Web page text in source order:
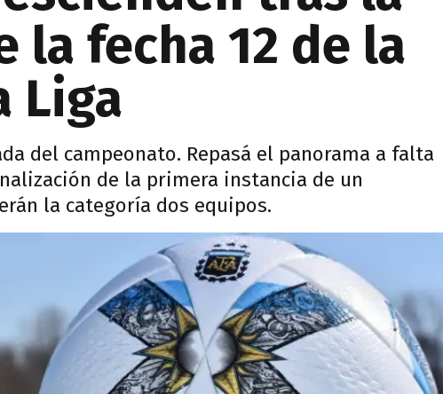
la fecha 12 de la
Liga
del campeonato. Repasá el panorama a falta
de la primera instancia de un
la categoría dos equipos.